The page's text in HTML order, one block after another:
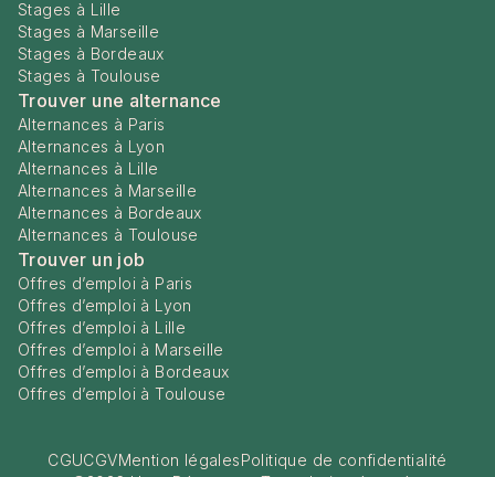
Stages à Lille
Stages à Marseille
Stages à Bordeaux
Stages à Toulouse
Trouver une alternance
Alternances à Paris
Alternances à Lyon
Alternances à Lille
Alternances à Marseille
Alternances à Bordeaux
Alternances à Toulouse
Trouver un job
Offres d’emploi à Paris
Offres d’emploi à Lyon
Offres d’emploi à Lille
Offres d’emploi à Marseille
Offres d’emploi à Bordeaux
Offres d’emploi à Toulouse
CGUCGVMention légalesPolitique de confidentialité